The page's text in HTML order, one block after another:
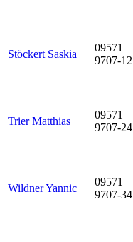
Stöckert Saskia
09571
9707-12
Trier Matthias
09571
9707-24
Wildner Yannic
09571
9707-34